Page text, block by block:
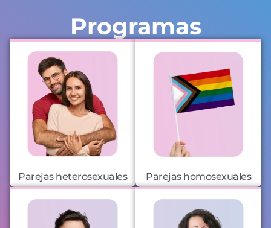
Programas
Parejas heterosexuales Parejas homosexuales